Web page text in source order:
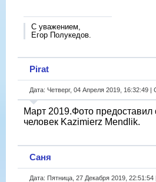
С уважением,
Егор Полукедов.
Pirat
Дата: Четверг, 04 Апреля 2019, 16:32:49
Март 2019.Фото предоставил
человек Kazimierz Mendlik.
Саня
Дата: Пятница, 27 Декабря 2019,